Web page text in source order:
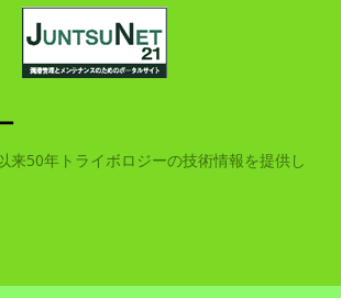
来50年トライボロジーの技術情報を提供し